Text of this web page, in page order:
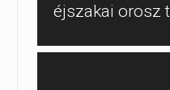
éjszakai orosz